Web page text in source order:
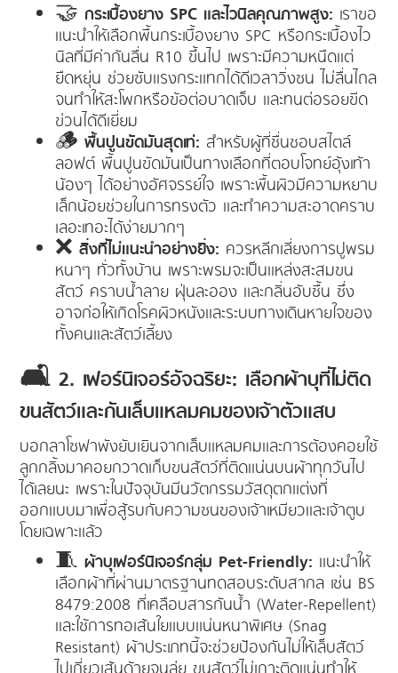
🤝 กระเบื้องยาง SPC และไวนิลคุณภาพสูง: เราขอ
แนะนำให้เลือกพื้นกระเบื้องยาง SPC หรือกระเบื้องไว
นิลที่มีค่ากันลื่น R10 ขึ้นไป เพราะมีความหนืดแต่
ยืดหยุ่น ช่วยซับแรงกระแทกได้ดีเวลาวิ่งซน ไม่ลื่นไถล
จนทำให้สะโพกหรือข้อต่อบาดเจ็บ และทนต่อรอยขีด
ข่วนได้ดีเยี่ยม
🪵พื้นปูนขัดมันสุดเท่: สำหรับผู้ที่ชื่นชอบสไตล์
ลอฟต์ พื้นปูนขัดมันเป็นทางเลือกที่ตอบโจทย์อุ้งเท้า
น้องๆ ได้อย่างอัศจรรย์ใจ เพราะพื้นผิวมีความหยาบ
เล็กน้อยช่วยในการทรงตัว และทำความสะอาดคราบ
เลอะเทอะได้ง่ายมากๆ
❌สิ่งที่ไม่แนะนำอย่างยิ่ง: ควรหลีกเลี่ยงการปูพรม
หนาๆ ทั่วทั้งบ้าน เพราะพรมจะเป็นแหล่งสะสมขน
สัตว์ คราบน้ำลาย ฝุ่นละออง และกลิ่นอับชื้น ซึ่ง
อาจก่อให้เกิดโรคผิวหนังและระบบทางเดินหายใจของ
ทั้งคนและสัตว์เลี้ยง
🛋️ 2. เฟอร์นิเจอร์อัจฉริยะ: เลือกผ้าบุที่ไม่ติด
ขนสัตว์และกันเล็บแหลมคมของเจ้าตัวแสบ
บอกลาโซฟาพังยับเยินจากเล็บแหลมคมและการต้องคอยใช้
ลูกกลิ้งมาคอยกวาดเก็บขนสัตว์ที่ติดแน่นบนผ้าทุกวันไป
ได้เลยนะ เพราะในปัจจุบันมีนวัตกรรมวัสดุตกแต่งที่
ออกแบบมาเพื่อสู้รบกับความซนของเจ้าเหมียวและเจ้าตูบ
โดยเฉพาะแล้ว
🧵ผ้าบุเฟอร์นิเจอร์กลุ่ม Pet-Friendly: แนะนำให้
เลือกผ้าที่ผ่านมาตรฐานทดสอบระดับสากล เช่น BS
8479:2008 ที่เคลือบสารกันน้ำ (Water-Repellent)
และใช้การทอเส้นใยแบบแน่นหนาพิเศษ (Snag
Resistant) ผ้าประเภทนี้จะช่วยป้องกันไม่ให้เล็บสัตว์
ไปเกี่ยวเส้นด้ายจนลุ่ย ขนสัตว์ไม่เกาะติดแน่นทำให้